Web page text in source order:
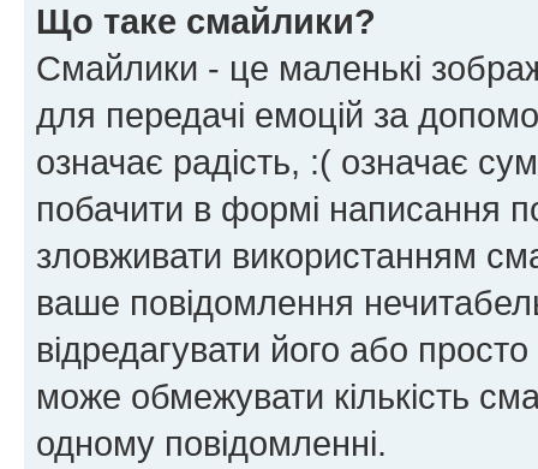
Що таке смайлики?
Смайлики - це маленькі
для передачі емоцій за
означає радість, :( означає
побачити в формі написання
зловживати використанням
ваше повідомлення
відредагувати його або
може обмежувати кількість
одному повідомленні.